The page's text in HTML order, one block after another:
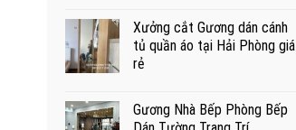
Xưởng cắt Gương dán cánh
tủ quần áo tại Hải Phòng giá
rẻ
Gương Nhà Bếp Phòng Bếp